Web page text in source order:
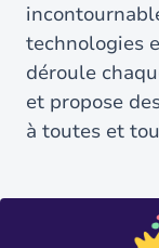
technologies
déroule
et propose
à toutes et